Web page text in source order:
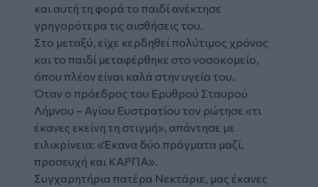
και αυτή τη φορά το παιδί ανέκτησε
γρηγορότερα τις αισθήσεις του.
Στο μεταξύ, είχε κερδηθεί πολύτιμος χρόνος
και το παιδί μεταφέρθηκε στο νοσοκομείο,
όπου πλέον είναι καλά στην υγεία του.
Όταν ο πρόεδρος του Ερυθρού Σταυρού
Λήμνου – Αγίου Ευστρατίου τον ρώτησε «τι
έκανες εκείνη τη στιγμή», απάντησε με
ειλικρίνεια: «Έκανα δύο πράγματα μαζί,
προσευχή και ΚΑΡΠΑ».
Συγχαρητήρια πατέρα Νεκτάριε, μας έκανες